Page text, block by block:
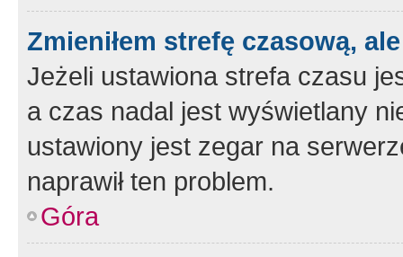
Zmieniłem strefę czasową,
Jeżeli ustawiona strefa czasu
a czas nadal jest wyświetlany
ustawiony jest zegar na
naprawił ten problem.
Góra